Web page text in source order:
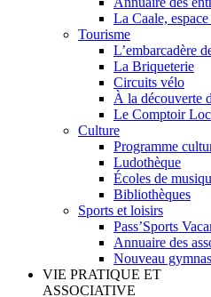
La Caale,
Tourisme
L’embarcadère
La Briqueterie
Circuits vélo
À la découverte
Le Comptoir
Culture
Programme
Ludothèque
Écoles de
Bibliothèques
Sports et loisirs
Pass’Sports
Annuaire des
Nouveau
VIE PRATIQUE ET
ASSOCIATIVE